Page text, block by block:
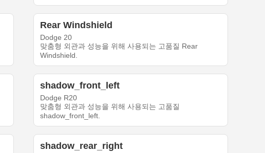
Rear Windshield
Dodge 20
맞춤형 외관과 성능을 위해 사용되는 고품질 Rear
Windshield.
shadow_front_left
Dodge R20
맞춤형 외관과 성능을 위해 사용되는 고품질
shadow_front_left.
shadow_rear_right